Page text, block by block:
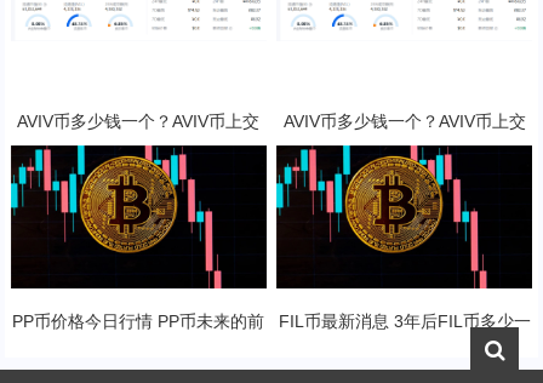
AVIV币多少钱一个？AVIV币上交
易所了吗？
AVIV币多少钱一个？AVIV币上交
易所了吗？
PP币价格今日行情 PP币未来的前
FIL币最新消息 3年后FIL币多少一